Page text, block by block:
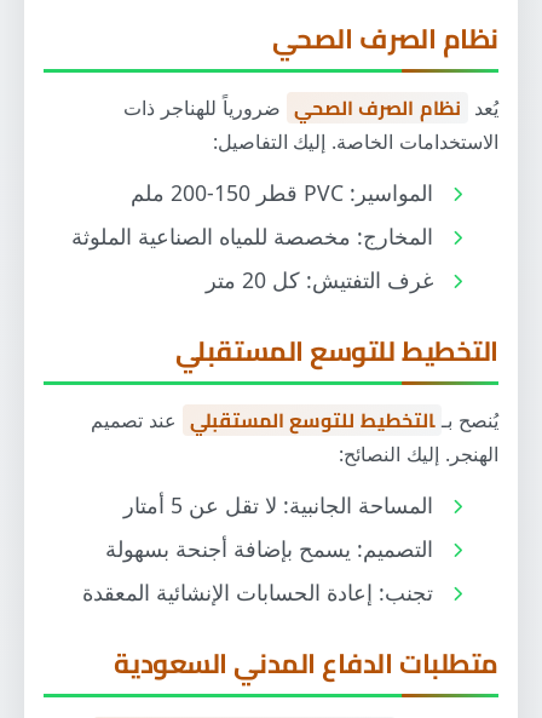
نظام الصرف الصحي
يُعد نظام الصرف الصحي ضرورياً للهناجر ذات
الاستخدامات الخاصة. إليك التفاصيل:
المواسير: PVC قطر 150-200 ملم
المخارج: مخصصة للمياه الصناعية الملوثة
غرف التفتيش: كل 20 متر
التخطيط للتوسع المستقبلي
يُنصح بـ التخطيط للتوسع المستقبلي عند تصميم
الهنجر. إليك النصائح:
المساحة الجانبية: لا تقل عن 5 أمتار
التصميم: يسمح بإضافة أجنحة بسهولة
تجنب: إعادة الحسابات الإنشائية المعقدة
متطلبات الدفاع المدني السعودية